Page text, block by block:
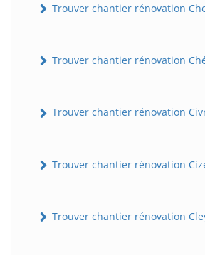
Trouver chantier rénovation
Trouver chantier rénovation
Trouver chantier rénovation
Trouver chantier rénovation
Trouver chantier rénovation